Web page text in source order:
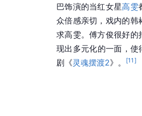
巴饰演的当红女星高雯
众倍感亲切，戏内的韩
求高雯。傅方俊很好的
现出多元化的一面，
剧《灵魂摆渡2》。 [11 ]